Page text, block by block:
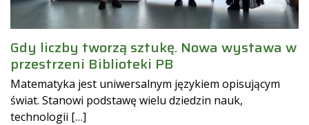
Gdy liczby tworzą sztukę. Nowa wystawa w
przestrzeni Biblioteki PB
Matematyka jest uniwersalnym językiem opisującym
świat. Stanowi podstawę wielu dziedzin nauk,
technologii […]